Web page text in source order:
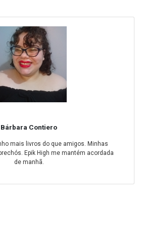
Bárbara Contiero
mais livros do que amigos. Minhas
Epik High me mantém acordada
de manhã.